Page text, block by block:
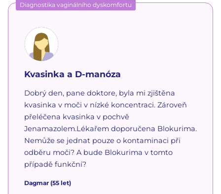
Diagnostika vaginálního dyskomfortu
Kvasinka a D-manóza
Dobrý den, pane doktore, byla mi zjištěna
kvasinka v moči v nízké koncentraci. Zároveň
přeléčena kvasinka v pochvě
Jenamazolem.Lékařem doporučena Blokurima.
Nemůže se jednat pouze o kontaminaci při
odběru moči? A bude Blokurima v tomto
případě funkční?
Dagmar (55 let)